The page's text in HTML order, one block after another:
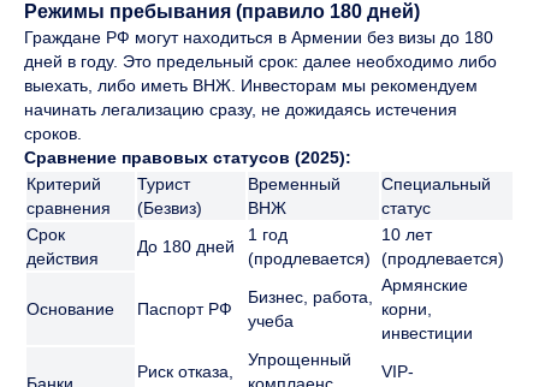
Режимы пребывания (правило 180 дней)
Граждане РФ могут находиться в Армении без визы до 180
дней в году. Это предельный срок: далее необходимо либо
выехать, либо иметь ВНЖ. Инвесторам мы рекомендуем
начинать легализацию сразу, не дожидаясь истечения
сроков.
Сравнение правовых статусов (2025):
Критерий
сравнения
Турист
(Безвиз)
Временный
ВНЖ
Специальный
статус
Срок
действия
До 180 дней
1 год
(продлевается)
10 лет
(продлевается)
Основание Паспорт РФ
Бизнес, работа,
учеба
Армянские
корни,
инвестиции
Банки
Риск отказа,
Упрощенный
комплаенс,
VIP-